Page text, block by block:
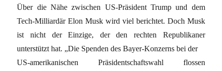
Über die Nähe zwischen US-Präsident Trump und dem
Tech-Milliardär Elon Musk wird viel berichtet. Doch Musk
ist nicht der Einzige, der den rechten Republikaner
unterstützt hat. „Die Spenden des Bayer-Konzerns bei der
US-amerikanischen Präsidentschaftswahl flossen